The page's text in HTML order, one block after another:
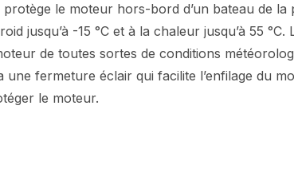
le moteur hors-bord d’un bateau de la
jusqu’à -15 °C et à la chaleur jusqu’à 55
de toutes sortes de conditions
fermeture éclair qui facilite l’enfilage du
le moteur.